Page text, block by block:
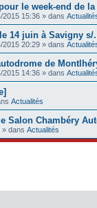
le week-end de
2015 15:36 » dans
14 juin à Savigny s/.
2015 20:29 » dans
de
2015 14:36 » dans
Actualités
Salon Chambéry
» dansActualités